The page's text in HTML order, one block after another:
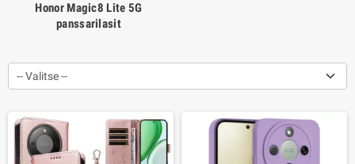
Honor Magic8 Lite 5G
panssarilasit
-- Valitse --